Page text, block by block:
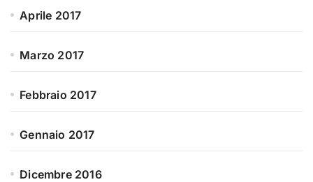
Aprile 2017
Marzo 2017
Febbraio 2017
Gennaio 2017
Dicembre 2016